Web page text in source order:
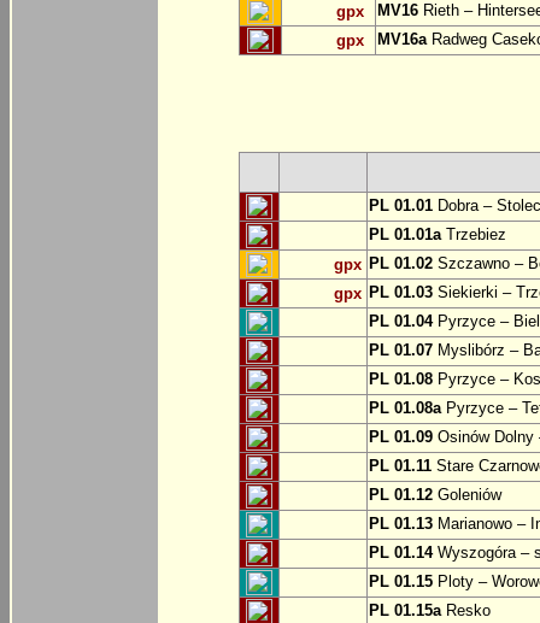
gpx MV16 Rieth –
gpx
MV16aRadweg
PL 01.01 Dobra –
PL 01.01aTrzebiez
gpx PL 01.02 Szczawno –
gpx PL 01.03 Siekierki –
PL 01.04Pyrzyce –
PL 01.07 Myslibórz –
PL 01.08 Pyrzyce –
PL 01.08aPyrzyce –
PL 01.09 Osinów Dolny
PL 01.11 Stare
PL 01.12 Goleniów
PL 01.13 Marianowo –
PL 01.14Wyszogóra –
PL 01.15 Ploty –
PL 01.15aResko